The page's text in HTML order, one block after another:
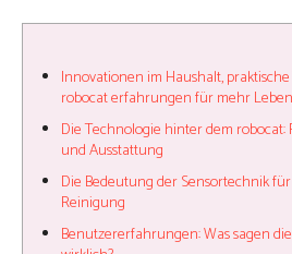
Innovationen im Haushalt,
robocat erfahrungen für mehr
Die Technologie hinter dem robocat:
und Ausstattung
Die Bedeutung der Sensortechnik
Reinigung
Benutzererfahrungen: Was sagen